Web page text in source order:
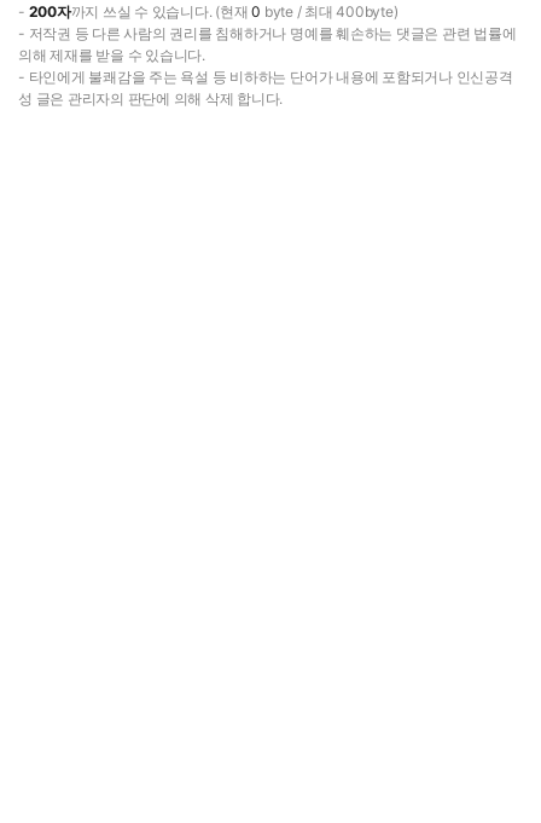
- 200자까지 쓰실 수 있습니다. (현재0 byte / 최대 400byte)
- 저작권 등 다른 사람의 권리를 침해하거나 명예를 훼손하는 댓글은 관련 법률에
의해 제재를 받을 수 있습니다.
- 타인에게 불쾌감을 주는 욕설 등 비하하는 단어가 내용에 포함되거나 인신공격
성 글은 관리자의 판단에 의해 삭제 합니다.